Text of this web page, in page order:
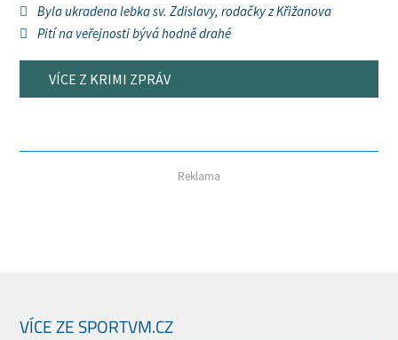
Byla ukradena lebka sv. Zdislavy, rodačky z Křižanova
Pití na veřejnosti bývá hodně drahé
VÍCE Z KRIMI ZPRÁV
Reklama
VÍCE ZE SPORTVM.CZ